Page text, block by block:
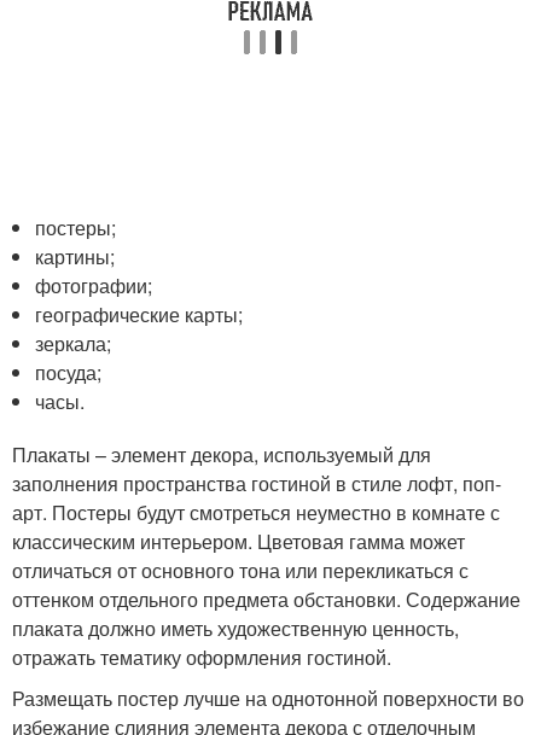
постеры;
картины;
фотографии;
географические карты;
зеркала;
посуда;
часы.
Плакаты – элемент декора, используемый для
заполнения пространства гостиной в стиле лофт, поп-
арт. Постеры будут смотреться неуместно в комнате с
классическим интерьером. Цветовая гамма может
отличаться от основного тона или перекликаться с
оттенком отдельного предмета обстановки. Содержание
плаката должно иметь художественную ценность,
отражать тематику оформления гостиной.
Размещать постер лучше на однотонной поверхности во
избежание слияния элемента декора с отделочным